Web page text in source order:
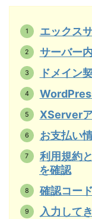
エックス
サーバー
ドメイン
XServer
お支払い
利用規約
を確認
確認コー
入力して